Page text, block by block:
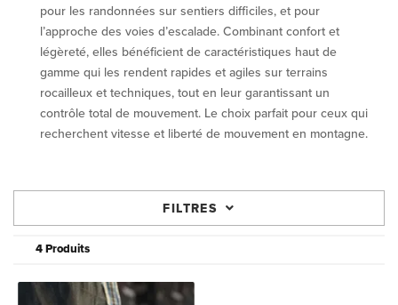
pour les randonnées sur sentiers difficiles, et pour
l’approche des voies d’escalade. Combinant confort et
légèreté, elles bénéficient de caractéristiques haut de
gamme qui les rendent rapides et agiles sur terrains
rocailleux et techniques, tout en leur garantissant un
contrôle total de mouvement. Le choix parfait pour ceux qui
recherchent vitesse et liberté de mouvement en montagne.
FILTRES
4 Produits